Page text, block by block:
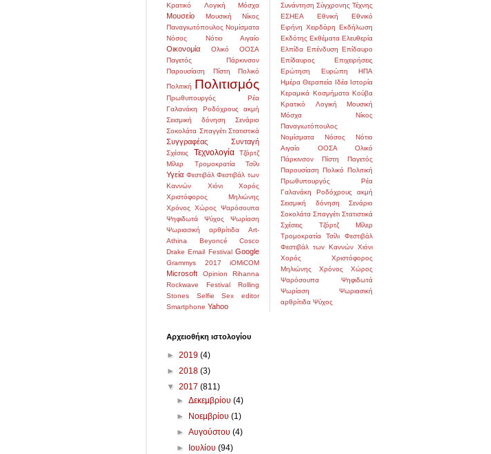
Κρατικό
Λογική Μόσχα
Μουσείο Μουσική
Νίκος
Παναγιωτόπουλος Νομίσματα
Νόσος
Νότιο Αιγαίο
Οικονομία Ολικό
ΟΟΣΑ
Παγετός
Πάρκινσον
Παρουσίαση
Πίστη
Πολικό
Πολιτική Πολιτισμός
Πρωθυπουργός
Ρέα
Γαλανάκη
Ροδόχρους ακμή
Σεισμική δόνηση
Σενάριο
Σοκολάτα Σπαγγέτι Στατιστικά
Συγγραφέας Συνταγή
Σχέσεις Τεχνολογία
Τζόρτζ
Μίλερ
Τρομοκρατία Τσίλι
Υγεία Φεστιβάλ Φεστιβάλ των
Καννών
Χιόνι
Χορός
Χριστόφορος Μηλιώνης
Χρόνος Χώρος Ψαρόσουπα
Ψηφιδωτά
Ψύχος
Ψωρίαση
Ψωριασική αρθρίτιδα
Art-
Athina
Beyoncé
Cosco
Drake Email Festival Google
Grammys 2017 iOMiCOM
Microsoft Opinion
Rihanna
Rockwave Festival
Rolling
Stones
Selfie
Sex editor
Smartphone Yahoo
Συνάντηση Σύγχρονης Τέχνης
ΕΣΗΕΑ
Εθνική
Εθνικό
Ειρήνη Χειρδάρη Εκδήλωση
Εκδότης Εκθέματα Ελευθερία
Ελπίδα Επένδυση Επίδαυρο
Επίδαυρος
Επιχειρήσεις
Ερώτηση
Ευρώπη
ΗΠΑ
Ημέρα Θεραπεία Ιδέα Ιστορία
Κεραμικά Κοσμήματα Κούβα
Κρατικό
Λογική
Μουσική
Μόσχα
Νίκος
Παναγιωτόπουλος
Νομίσματα
Νόσος
Νότιο
Αιγαίο
ΟΟΣΑ
Ολικό
Πάρκινσον
Πίστη
Παγετός
Παρουσίαση Πολικό Πολιτική
Πρωθυπουργός
Ρέα
Γαλανάκη
Ροδόχρους ακμή
Σεισμική δόνηση
Σενάριο
Σοκολάτα Σπαγγέτι Στατιστικά
Σχέσεις
Τζόρτζ Μίλερ
Τρομοκρατία
Τσίλι
Φεστιβάλ
Φεστιβάλ των Καννών Χιόνι
Χορός
Χριστόφορος
Μηλιώνης
Χρόνος
Χώρος
Ψαρόσουπα
Ψηφιδωτά
Ψωρίαση
Ψωριασική
αρθρίτιδα Ψύχος
Αρχειοθήκη ιστολογίου
► 2019 (4)
► 2018 (3)
▼ 2017 (811)
►Δεκεμβρίου(4)
►
Νοεμβρίου(1)
►Αυγούστου(4)
►
Ιουλίου(94)